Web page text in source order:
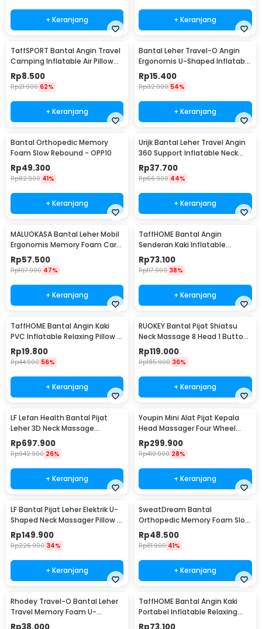
+ Keranjang + Keranjang
TaffSPORT Bantal Angin Travel
Camping Inflatable Air Pillow
380x240mm - BAT23
Rp8.500
Rp21.900 62%
+ Keranjang
Bantal Leher Travel-O Angin
Ergonomis U-Shaped Inflatable
Neck Pillow - RH40
Rp15.400
Rp32.900 54%
+ Keranjang
Bantal Orthopedic Memory
Foam Slow Rebound - OPP10
Rp49.300
Rp82.900 41%
+ Keranjang
Urijk Bantal Leher Travel Angin
360 Support Inflatable Neck
Pillow - M1345
Rp37.700
Rp66.900 44%
+ Keranjang
MALUOKASA Bantal Leher Mobil
Ergonomis Memory Foam Car
Headrest Pillow - M3D
Rp57.500
Rp107.900 47%
+ Keranjang
TaffHOME Bantal Angin
Senderan Kaki Inflatable
Footrest Pillow - BAT24
Rp73.100
Rp117.900 38%
+ Keranjang
TaffHOME Bantal Angin Kaki
PVC Inflatable Relaxing Pillow -
JJ06114
Rp19.800
Rp44.900 56%
+ Keranjang
RUOKEY Bantal Pijat Shiatsu
Neck Massage 8 Head 1 Button
- CMH-8028
Rp119.000
Rp185.900 36%
+ Keranjang
LF Lefan Health Bantal Pijat
Leher 3D Neck Massage
Kneading Heating - LF-YK006
Rp697.900
Rp942.900 26%
+ Keranjang
Youpin Mini Alat Pijat Kepala
Head Massager Four Wheel
Rotation - M2
Rp299.900
Rp410.900 28%
+ Keranjang
LF Bantal Pijat Leher Elektrik U-
Shaped Neck Massager Pillow -
LR-S100
Rp149.900
Rp226.900 34%
+ Keranjang
SweatDream Bantal
Orthopedic Memory Foam Slow
Rebound Bamboo - SD600
Rp48.500
Rp81.900 41%
+ Keranjang
Rhodey Travel-O Bantal Leher
Travel Memory Foam U-
Shaped Neck Pillow - SR43
TaffHOME Bantal Angin Kaki
Portabel Inflatable Relaxing
Foot Rest - BSZ0020